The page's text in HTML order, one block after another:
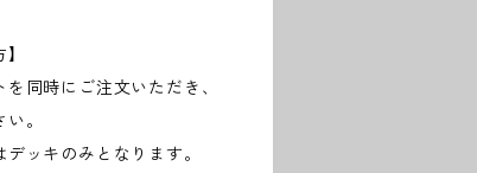
同時にご注文いただき、
。
ッキのみとなります。